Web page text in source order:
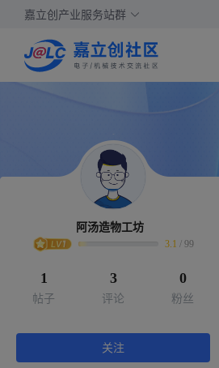
嘉立创产业服务站群
阿汤造物工坊
3.1 / 99
1
帖子
3
评论
0
粉丝
关注